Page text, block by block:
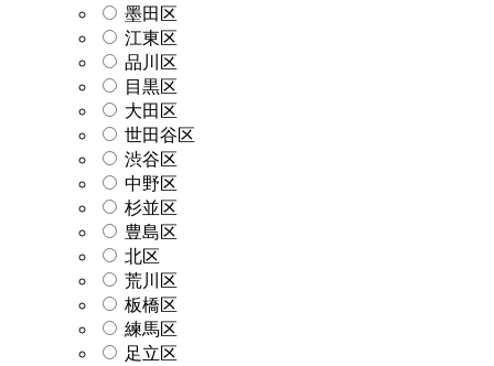
墨田区
江東区
品川区
目黒区
大田区
世田谷区
渋谷区
中野区
杉並区
豊島区
北区
荒川区
板橋区
練馬区
足立区